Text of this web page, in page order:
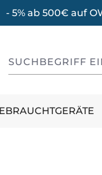
- 5% ab 500€ auf